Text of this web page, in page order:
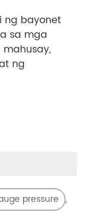
ng bayonet
sa mga
ng
pressure ,